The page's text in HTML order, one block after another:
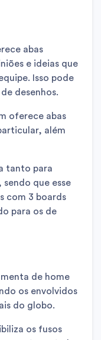
abas
e ideias que
Isso pode
desenhos.
oferece abas
além
tanto para
que esse
com 3 boards
para os de
de home
os envolvidos
do globo.
os fusos